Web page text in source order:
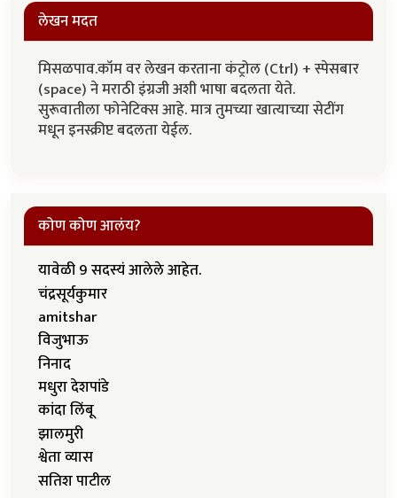
लेखन मदत
मिसळपाव.कॉम वर लेखन करताना कंट्रोल (Ctrl) + स्पेसबार
(space) ने मराठी इंग्रजी अशी भाषा बदलता येते.
सुरूवातीला फोनेटिक्स आहे. मात्र तुमच्या खात्याच्या सेटींग
मधून इनस्क्रीप्ट बदलता येईल.
कोण कोण आलंय?
यावेळी 9 सदस्यं आलेले आहेत.
चंद्रसूर्यकुमार
amitshar
विजुभाऊ
निनाद
मधुरा देशपांडे
कांदा लिंबू
झालमुरी
श्वेता व्यास
सतिश पाटील